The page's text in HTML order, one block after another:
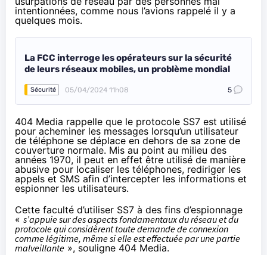
intentionnées, comme nous l’avions rappelé il y a
quelques mois.
La FCC interroge les opérateurs sur la sécurité
de leurs réseaux mobiles, un problème mondial
Sécurité 05/04/2024 11h08 5
404 Media rappelle que le protocole SS7 est utilisé
pour acheminer les messages lorsqu’un utilisateur
de téléphone se déplace en dehors de sa zone de
couverture normale. Mis au point au milieu des
années 1970, il peut en effet être utilisé de manière
abusive pour localiser les téléphones, rediriger les
appels et SMS afin d’intercepter les informations et
espionner les utilisateurs.
Cette faculté d’utiliser SS7 à des fins d’espionnage
« s’appuie sur des aspects fondamentaux du réseau et du
protocole qui considèrent toute demande de connexion
comme légitime, même si elle est effectuée par une partie
malveillante », souligne 404 Media.